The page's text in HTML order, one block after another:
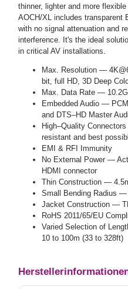
thinner, lighter and more
AOCH/XL includes transparent
with no signal attenuation and
interference. It's the ideal
in critical AV installations.
Max. Resolution —
bit, full HD, 3D Deep
Max. Data Rate —
Embedded Audio —
and DTS–HD Master
High–Quality
resistant and best
EMI & RFI Immunity
No External Power —
HDMI connector
Thin Construction —
Small Bending Radius
Jacket Construction —
RoHS 2011/65/EU
Varied Selection of
10 to 100m (33 to 328ft)